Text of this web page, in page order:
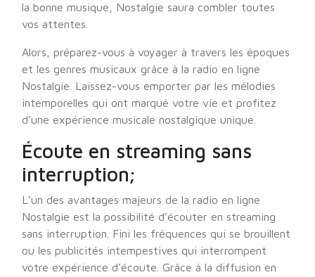
la bonne musique, Nostalgie saura combler toutes
vos attentes.
Alors, préparez-vous à voyager à travers les époques
et les genres musicaux grâce à la radio en ligne
Nostalgie. Laissez-vous emporter par les mélodies
intemporelles qui ont marqué votre vie et profitez
d’une expérience musicale nostalgique unique.
Écoute en streaming sans
interruption;
L’un des avantages majeurs de la radio en ligne
Nostalgie est la possibilité d’écouter en streaming
sans interruption. Fini les fréquences qui se brouillent
ou les publicités intempestives qui interrompent
votre expérience d’écoute. Grâce à la diffusion en